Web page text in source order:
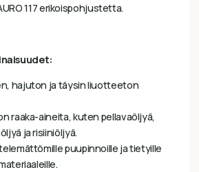
117 erikoispohjustetta.
hajuton ja täysin liuotteeton
raaka-aineita, kuten pellavaöljyä,
ja risiiniöljyä.
puupinnoille ja tietyille